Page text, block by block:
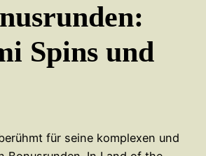
Spins und
für seine komplexen und